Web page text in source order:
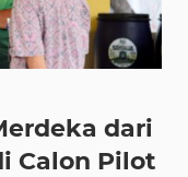
dari
Calon Pilot